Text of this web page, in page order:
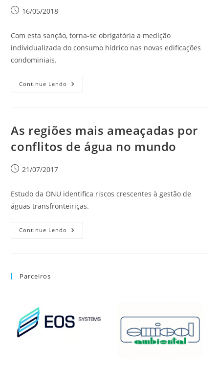
16/05/2018
Com esta sanção, torna-se obrigatória a medição
individualizada do consumo hídrico nas novas edificações
condominiais.
Continue Lendo
As regiões mais ameaçadas por
conflitos de água no mundo
21/07/2017
Estudo da ONU identifica riscos crescentes à gestão de
águas transfronteiriças.
Continue Lendo
Parceiros